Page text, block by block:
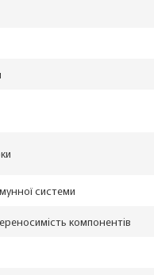
системи
компонентів